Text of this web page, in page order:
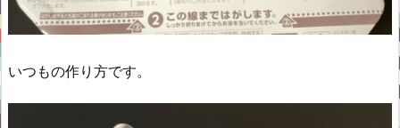
いつもの作り方です。